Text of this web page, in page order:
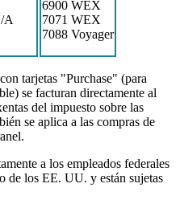
A
6900 WEX
7071 WEX
7088 Voyager
tarjetas "Purchase" (para
se facturan directamente al
del impuesto sobre las
se aplica a las compras de
a los empleados federales
de los EE. UU. y están sujetas